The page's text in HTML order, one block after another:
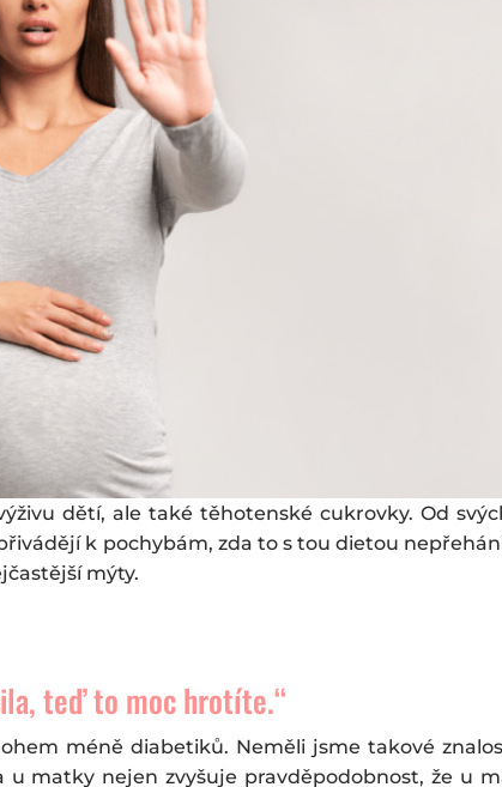
dětí, ale také těhotenské cukrovky. Od
k pochybám, zda to s tou dietou
mýty.
teď to moc hrotíte.“
méně diabetiků. Neměli jsme takové
matky nejen zvyšuje pravděpodobnost, že u